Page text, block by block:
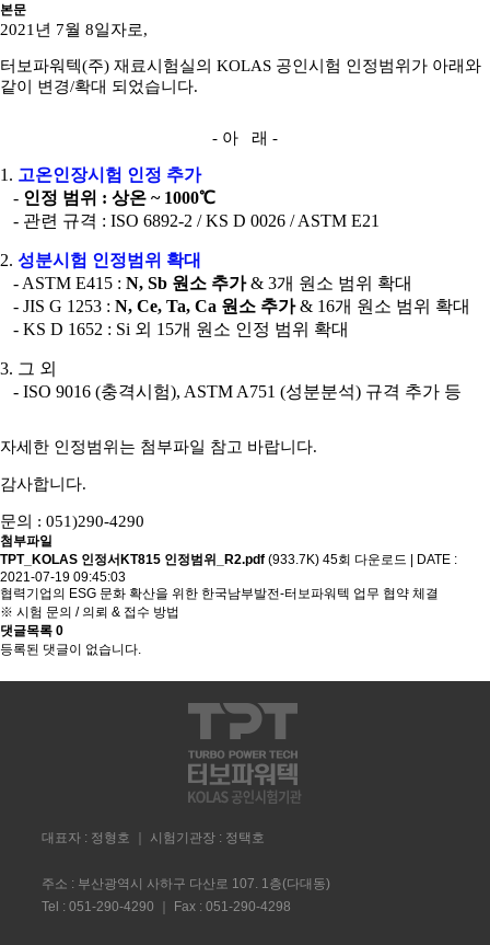
본문
2021년 7월 8일자로,
터보파워텍(주) 재료시험실의 KOLAS 공인시험 인정범위가 아래와
같이 변경/확대 되었습니다.
- 아 래 -
1. 고온인장시험 인정 추가
- 인정 범위 : 상온 ~ 1000℃
- 관련 규격 : ISO 6892-2 / KS D 0026 / ASTM E21
2. 성분시험 인정범위 확대
- ASTM E415 : N, Sb 원소 추가& 3개 원소 범위 확대
- JIS G 1253 : N, Ce, Ta, Ca 원소 추가& 16개 원소 범위 확대
- KS D 1652 : Si 외 15개 원소 인정 범위 확대
3. 그 외
- ISO 9016 (충격시험), ASTM A751 (성분분석) 규격 추가 등
자세한 인정범위는 첨부파일 참고 바랍니다.
감사합니다.
문의 : 051)290-4290
첨부파일
TPT_KOLAS 인정서KT815 인정범위_R2.pdf (933.7K) 45회 다운로드
DATE :
2021-07-19 09:45:03
협력기업의 ESG 문화 확산을 위한 한국남부발전-터보파워텍 업무 협약 체결
※ 시험 문의 / 의뢰 & 접수 방법
댓글목록 0
등록된 댓글이 없습니다.
대표자 : 정형호 ｜ 시험기관장 : 정택호
주소 : 부산광역시 사하구 다산로 107. 1층(다대동)
Tel : 051-290-4290 ｜ Fax : 051-290-4298